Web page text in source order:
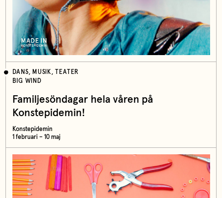
DANS, MUSIK, TEATER
BIG WIND
Familjesöndagar hela våren på
Konstepidemin!
Konstepidemin
1 februari – 10 maj